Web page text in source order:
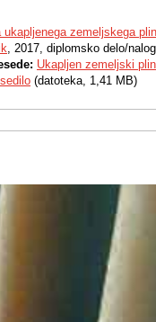
ukapljenega zemeljskega
, 2017, diplomsko delo/
Ukapljen zemeljski plin
(datoteka, 1,41 MB)